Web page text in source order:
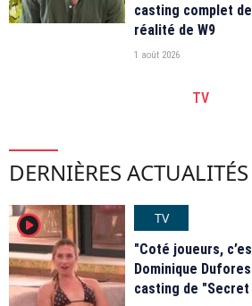
casting complet
réalité de W9
1 août 2026
TV
DERNIÈRES ACTUALITÉS
player2
TV
"Coté joueurs,
Dominique
casting de "Secret